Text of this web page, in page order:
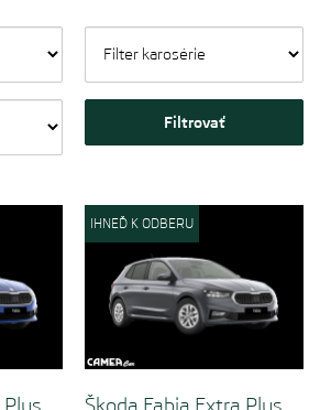
IHNEĎ K ODBERU
Škoda Fabia Extra Plus